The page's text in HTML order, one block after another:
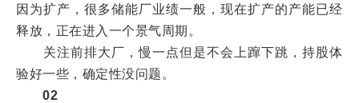
因为扩产，很多储能厂业绩一般，现在扩产的产能已经
释放，正在进入一个景气周期。
关注前排大厂，慢一点但是不会上蹿下跳，持股体
验好一些，确定性没问题。
02